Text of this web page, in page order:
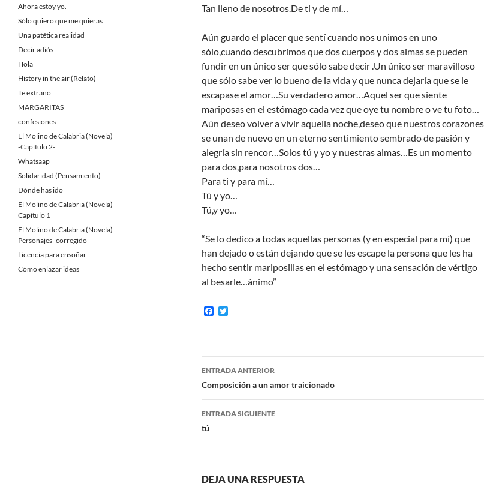
Tan lleno de nosotros.De ti y de mí…
Aún guardo el placer que sentí cuando nos unimos en uno
sólo,cuando descubrimos que dos cuerpos y dos almas se pueden
fundir en un único ser que sólo sabe decir.Un único ser maravilloso
que sólo sabe ver lo bueno de la vida y que nunca dejaría que se le
escapase el amor…Su verdadero amor…Aquel ser que siente
mariposas en el estómago cada vez que oye tu nombre o ve tu foto…
Aún deseo volver a vivir aquella noche,deseo que nuestros corazones
se unan de nuevo en un eterno sentimiento sembrado de pasión y
alegría sin rencor…Solos tú y yo y nuestras almas…Es un momento
para dos,para nosotros dos…
Para ti y para mí…
Tú y yo…
Tú,y yo…
“Se lo dedico a todas aquellas personas (y en especial para mí) que
han dejado o están dejando que se les escape la persona que les ha
hecho sentir mariposillas en el estómago y una sensación de vértigo
al besarle…ánimo”
F
o
o
e
r
Navegación
de
entradas
ENTRADA ANTERIOR
Composición a un amor traicionado
ENTRADA SIGUIENTE
tú
DEJA UNA RESPUESTA
Ahora estoy yo.
Sólo quiero que me quieras
Una patética realidad
Decir adiós
Hola
History in the air (Relato)
Te extraño
MARGARITAS
confesiones
El Molino de Calabria (Novela)
-Capítulo 2-
Whatsaap
Solidaridad (Pensamiento)
Dónde has ido
El Molino de Calabria (Novela)
Capítulo 1
El Molino de Calabria (Novela)-
Personajes- corregido
Licencia para ensoñar
Cómo enlazar ideas